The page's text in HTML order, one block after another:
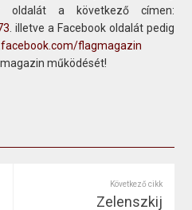
oldalát a következő címen:
. illetve a Facebook oldalát pedig
flagmagazin
működését!
Következő cikk
Zelenszkij